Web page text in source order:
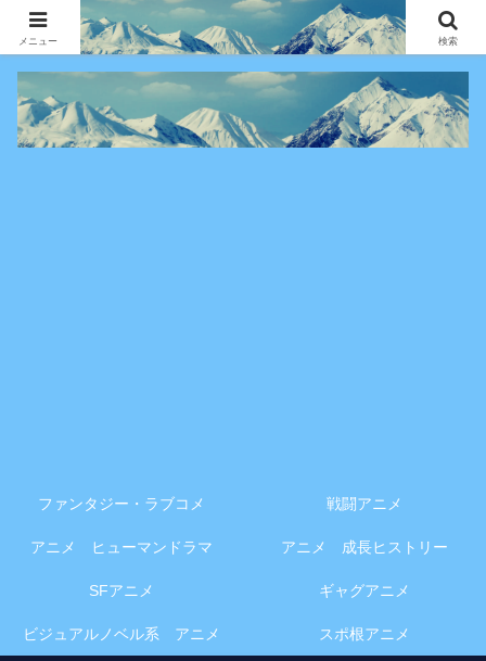
アニメ・漫画・VOD作品の見どころ、配信情報、登場人物や物語の考察を、作
品別・ジャンル別に分かりやすく紹介する専門ブログです。
ファンタジー・ラブコメ 戦闘アニメ
アニメ ヒューマンドラマ アニメ 成長ヒストリー
SFアニメ ギャグアニメ
ビジュアルノベル系 アニメ スポ根アニメ
メニュー 検索